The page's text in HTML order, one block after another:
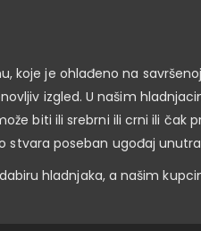
koje je ohlađeno na
izgled. U našim
biti ili srebrni ili crni ili
stvara poseban ugođaj
hladnjaka, a našim